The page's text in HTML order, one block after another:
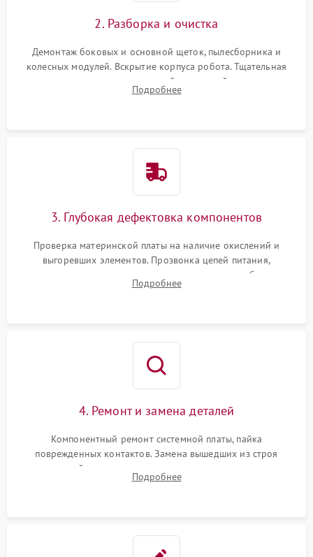
2. Разборка и очистка
Демонтаж боковых и основной щеток, пылесборника и
колесных модулей. Вскрытие корпуса робота. Тщательная
очистка внутренних полостей, шестерней и плат от
скопившейся пыли, волос и шерсти животных с
Подробнее
3. Глубокая дефектовка компонентов
Проверка материнской платы на наличие окислений и
выгоревших элементов. Прозвонка цепей питания,
тестирование приводных моторов колес и турбины
всасывания. Оценка состояния оптических и инфракрасных
Подробнее
4. Ремонт и замена деталей
Компонентный ремонт системной платы, пайка
поврежденных контактов. Замена вышедших из строя
двигателей, изношенного аккумулятора, неисправного
лидара или помпы подачи воды. Восстановление шлейфов и
Подробнее